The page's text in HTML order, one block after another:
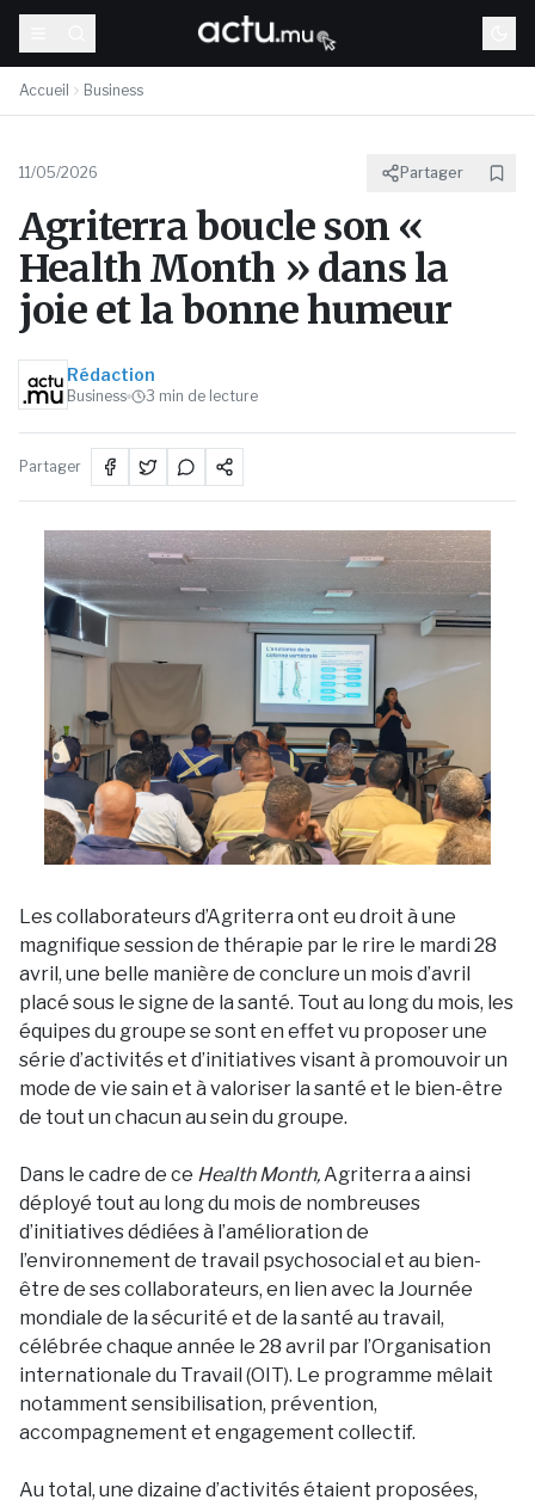
Accueil Business
11/05/2026 Partager
Agriterra boucle son «
Health Month » dans la
joie et la bonne humeur
Rédaction
Business 3 min de lecture
Partager
Les collaborateurs d’Agriterra ont eu droit à une
magnifique session de thérapie par le rire le mardi 28
avril, une belle manière de conclure un mois d’avril
placé sous le signe de la santé. Tout au long du mois, les
équipes du groupe se sont en effet vu proposer une
série d’activités et d’initiatives visant à promouvoir un
mode de vie sain et à valoriser la santé et le bien-être
de tout un chacun au sein du groupe.
Dans le cadre de ce Health Month,Agriterra a ainsi
déployé tout au long du mois de nombreuses
d’initiatives dédiées à l’amélioration de
l’environnement de travail psychosocial et au bien-
être de ses collaborateurs, en lien avec la Journée
mondiale de la sécurité et de la santé au travail,
célébrée chaque année le 28 avril par l’Organisation
internationale du Travail (OIT). Le programme mêlait
notamment sensibilisation, prévention,
accompagnement et engagement collectif.
Au total, une dizaine d’activités étaient proposées,